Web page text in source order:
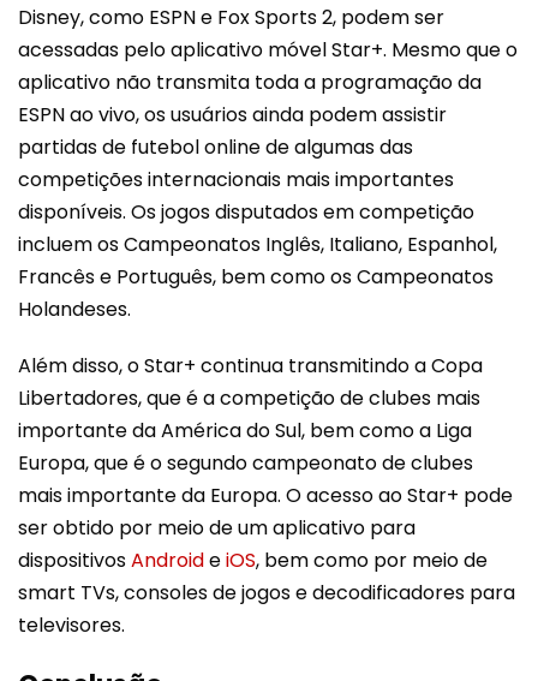
Disney, como ESPN e Fox Sports 2, podem ser
acessadas pelo aplicativo móvel Star+. Mesmo que o
aplicativo não transmita toda a programação da
ESPN ao vivo, os usuários ainda podem assistir
partidas de futebol online de algumas das
competições internacionais mais importantes
disponíveis. Os jogos disputados em competição
incluem os Campeonatos Inglês, Italiano, Espanhol,
Francês e Português, bem como os Campeonatos
Holandeses.
Além disso, o Star+ continua transmitindo a Copa
Libertadores, que é a competição de clubes mais
importante da América do Sul, bem como a Liga
Europa, que é o segundo campeonato de clubes
mais importante da Europa. O acesso ao Star+ pode
ser obtido por meio de um aplicativo para
dispositivosAndroideiOS, bem como por meio de
smart TVs, consoles de jogos e decodificadores para
televisores.